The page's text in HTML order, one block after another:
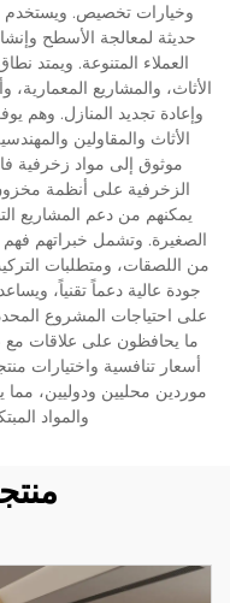
وخيارات تخصيص. ويستخدم
حديثة لمعالجة الأسطح
العملاء المتنوعة. ويمتد
الأثاث، والمشاريع المعمارية،
وإعادة تجديد المنازل. وهم
الأثاث والمقاولين
موثوق إلى مواد زخرفية
الزخرفية على أنظمة
يمكنهم من دعم المشاريع
الصغيرة. وتشمل خبراتهم فهم
من اللصقات، ومتطلبات
جودة عالية دعماً تقنياً،
على احتياجات المشروع
ما يحافظون على علاقات مع
أسعار تنافسية واختيارات
موردين محليين ودوليين،
والمواد